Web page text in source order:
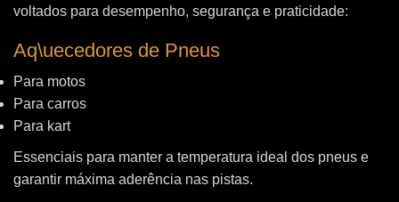
voltados para desempenho, segurança e praticidade:
Aq\uecedores de Pneus
Para motos
Para carros
Para kart
Essenciais para manter a temperatura ideal dos pneus e
garantir máxima aderência nas pistas.